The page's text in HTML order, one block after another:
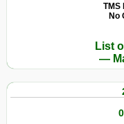
TMS
No
List
—